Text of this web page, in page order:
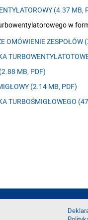
(4.37 MB,
w
OMÓWIENIE ZESPOŁÓW
MB, PDF)
(2.14 MB, PDF)
TURBOŚMIGŁOWEGO